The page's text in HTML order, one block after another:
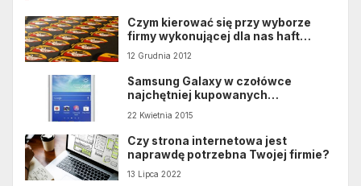
Czym kierować się przy wyborze
firmy wykonującej dla nas haft
komputerowy?
12 Grudnia 2012
Samsung Galaxy w czołówce
najchętniej kupowanych
smartfonów
22 Kwietnia 2015
Czy strona internetowa jest
naprawdę potrzebna Twojej firmie?
13 Lipca 2022